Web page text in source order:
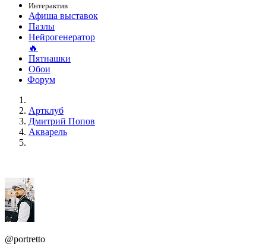
Интерактив
Афиша выставок
Пазлы
Нейрогенератор
🔥
Пятнашки
Обои
Форум
Артклуб
Дмитрий Попов
Акварель
@portretto